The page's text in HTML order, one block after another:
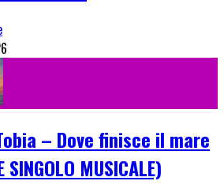
– Dove finisce il mare
SINGOLO MUSICALE)